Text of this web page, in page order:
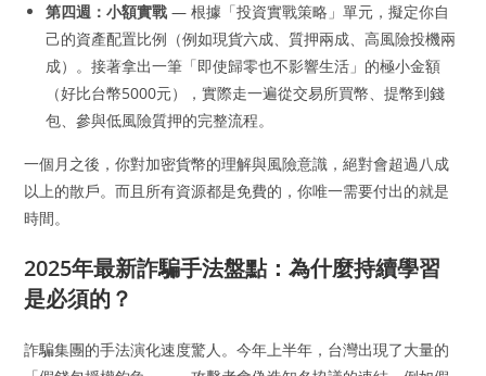
第四週：小額實戰 — 根據「投資實戰策略」單元，擬定你自
己的資產配置比例（例如現貨六成、質押兩成、高風險投機兩
成）。接著拿出一筆「即使歸零也不影響生活」的極小金額
（好比台幣5000元），實際走一遍從交易所買幣、提幣到錢
包、參與低風險質押的完整流程。
一個月之後，你對加密貨幣的理解與風險意識，絕對會超過八成
以上的散戶。而且所有資源都是免費的，你唯一需要付出的就是
時間。
2025年最新詐騙手法盤點：為什麼持續學習
是必須的？
詐騙集團的手法演化速度驚人。今年上半年，台灣出現了大量的